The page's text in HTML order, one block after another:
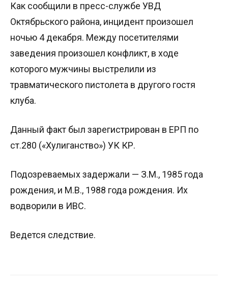
Как сообщили в пресс-службе УВД
Октябрьского района, инцидент произошел
ночью 4 декабря. Между посетителями
заведения произошел конфликт, в ходе
которого мужчины выстрелили из
травматического пистолета в другого гостя
клуба.
Данный факт был зарегистрирован в ЕРП по
ст.280 («Хулиганство») УК КР.
Подозреваемых задержали — З.М., 1985 года
рождения, и М.В., 1988 года рождения. Их
водворили в ИВС.
Ведется следствие.